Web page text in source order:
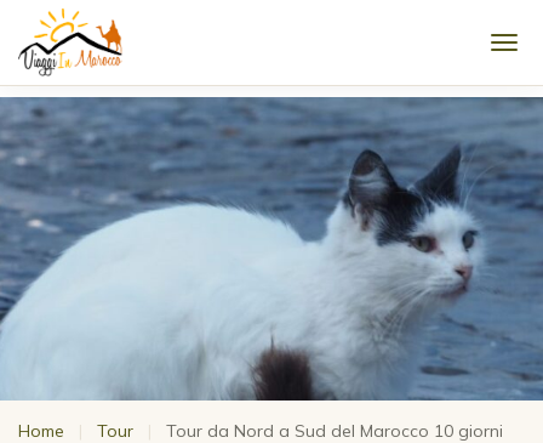
Home | Tour | Tour da Nord a Sud del Marocco 10 giorni